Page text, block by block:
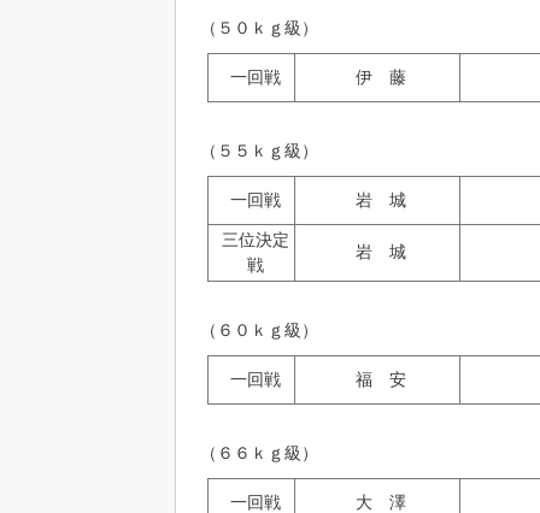
（５０ｋｇ級）
一回戦 伊 藤
（５５ｋｇ級）
一回戦 岩 城
三位決定
戦
岩 城
（６０ｋｇ級）
一回戦 福 安
（６６ｋｇ級）
一回戦 大 澤